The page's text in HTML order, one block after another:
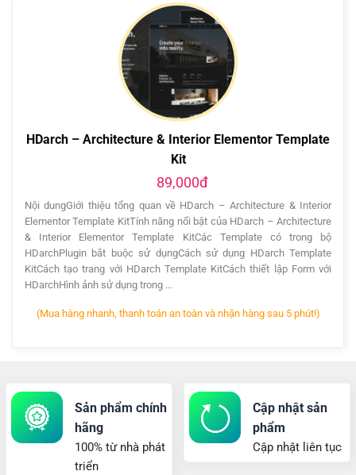
HDarch – Architecture & Interior Elementor Template
Kit
89,000đ
Nội dungGiới thiệu tổng quan về HDarch – Architecture & Interior
Elementor Template KitTính năng nổi bật của HDarch – Architecture
& Interior Elementor Template KitCác Template có trong bộ
HDarchPlugin bắt buộc sử dụngCách sử dụng HDarch Template
KitCách tạo trang với HDarch Template KitCách thiết lập Form với
HDarchHình ảnh sử dụng trong …
(Mua hàng nhanh, thanh toán an toàn và nhận hàng sau 5 phút!)
Sản phẩm chính
hãng
100% từ nhà phát
triển
Cập nhật sản
phẩm
Cập nhật liên tục